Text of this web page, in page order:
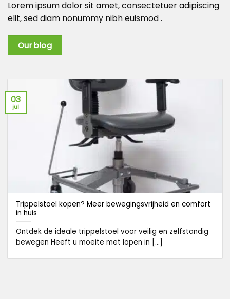
Lorem ipsum dolor sit amet, consectetuer adipiscing
elit, sed diam nonummy nibh euismod .
Our blog
Trippelstoel kopen? Meer bewegingsvrijheid en comfort
in huis
Ontdek de ideale trippelstoel voor veilig en zelfstandig
bewegen Heeft u moeite met lopen in [...]
03
jul